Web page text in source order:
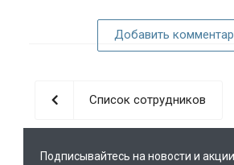
Добавить
Список сотрудников
Подписывайтесь на новости и